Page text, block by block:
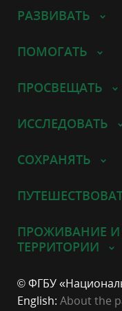
РАЗВИВАТЬ
ПОМОГАТЬ
ПРОСВЕЩАТЬ
ИССЛЕДОВАТЬ
СОХРАНЯТЬ
ПРОЖИВАНИЕ
ТЕРРИТОРИИ
© ФГБУ
English: About the